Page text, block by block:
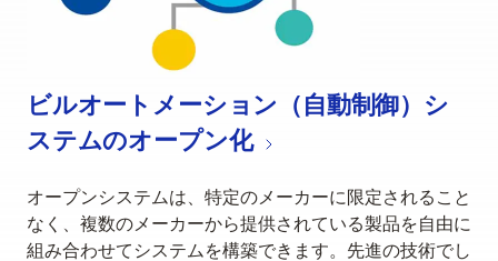
ビルオートメーション（自動制御）シ
ステムのオープン化
オープンシステムは、特定のメーカーに限定されること
なく、複数のメーカーから提供されている製品を自由に
組み合わせてシステムを構築できます。先進の技術でし